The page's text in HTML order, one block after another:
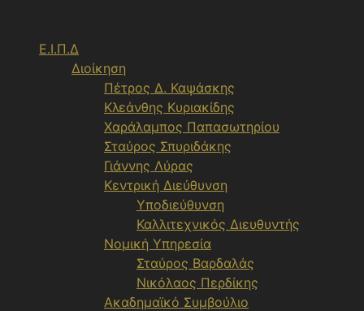
περιεχόμενο
Ε.Ι.Π.Δ
Διοίκηση
Πέτρος Δ. Καψάσκης
Κλεάνθης Κυριακίδης
Χαράλαμπος Παπασωτηρίου
Σταύρος Σπυριδάκης
Γιάννης Λύρας
Κεντρική Διεύθυνση
Υποδιεύθυνση
Καλλιτεχνικός Διευθυντής
Νομική Υπηρεσία
Σταύρος Βαρδαλάς
Νικόλαος Περδίκης
Ακαδημαϊκό Συμβούλιο